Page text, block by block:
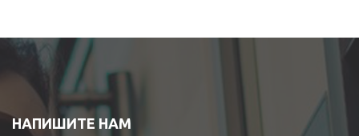
НАПИШИТЕ НАМ